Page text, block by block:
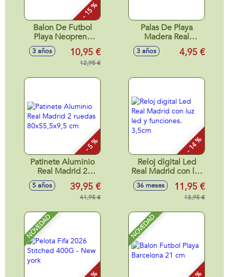
- 15 %
Balon De Futbol
Playa Neopreno
Real Madrid
Diametro 21Cm
3 años 10,95 €
12,95 €
Palas De Playa
Madera Real
Madrid
38X20X0.7Cm
3 años 4,95 €
- 5 %
Patinete Aluminio
Real Madrid 2
ruedas 80x55,5x9,5
5 años 39,95 €
41,95 €
- 14 %
Reloj digital Led
Real Madrid con luz
led y funciones.
3,5cm
36 meses 11,95 €
13,95 €
NOVEDAD NOVEDAD